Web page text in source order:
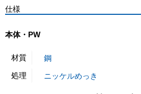
仕様
本体・PW
材質
鋼
処理
ニッケルめっき